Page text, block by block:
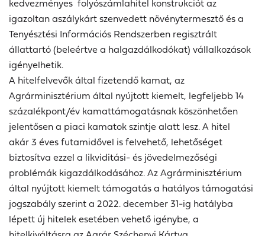
kedvezményes folyószámlahitel konstrukciót az
igazoltan aszálykárt szenvedett növénytermesztő és a
Tenyésztési Információs Rendszerben regisztrált
állattartó (beleértve a halgazdálkodókat) vállalkozások
igényelhetik.
A hitelfelvevők által fizetendő kamat, az
Agrárminisztérium által nyújtott kiemelt, legfeljebb 14
százalékpont/év kamattámogatásnak köszönhetően
jelentősen a piaci kamatok szintje alatt lesz. A hitel
akár 3 éves futamidővel is felvehető, lehetőséget
biztosítva ezzel a likviditási- és jövedelmezőségi
problémák kigazdálkodásához. Az Agrárminisztérium
által nyújtott kiemelt támogatás a hatályos támogatási
jogszabály szerint a 2022. december 31-ig hatályba
lépett új hitelek esetében vehető igénybe, a